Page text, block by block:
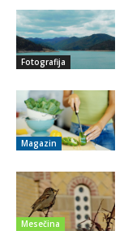
Fotografija
Magazin
Mesečina